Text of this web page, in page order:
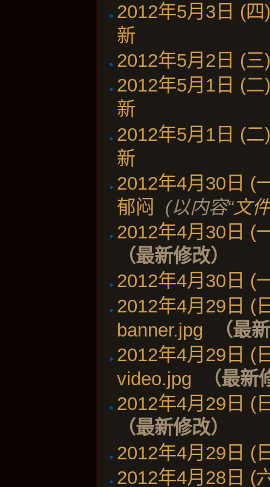
2012年5月3日 (四
新
2012年5月2日 (三
2012年5月1日 (二
新
2012年5月1日 (二
新
2012年4月30日 (
郁闷
(以内容“文
2012年4月30日 (
（最新修改）
2012年4月30日 (
2012年4月29日 (
banner.jpg
（最
2012年4月29日 (
video.jpg
（最新
2012年4月29日 (
（最新修改）
2012年4月29日 (
2012年4月28日 (